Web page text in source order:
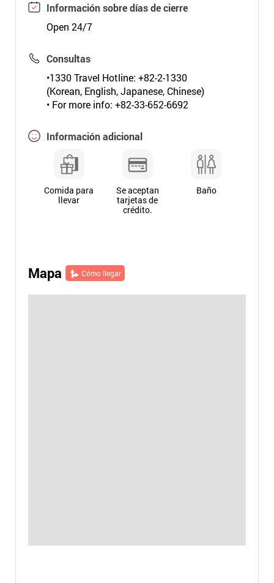
Información sobre días de cierre
Open 24/7
Consultas
•1330 Travel Hotline: +82-2-1330
(Korean, English, Japanese, Chinese)
• For more info: +82-33-652-6692
Información adicional
Comida para
llevar
Se aceptan
tarjetas de
crédito.
Baño
Mapa Cómo llegar